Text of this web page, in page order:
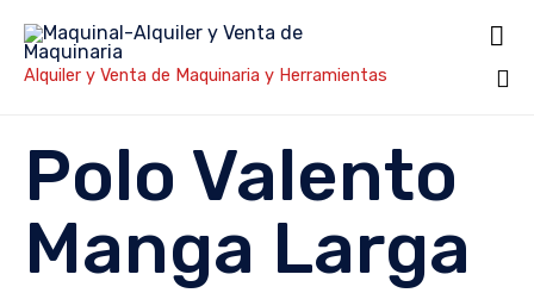
Alquiler y Venta de Maquinaria y Herramientas

Polo Valento
Manga Larga